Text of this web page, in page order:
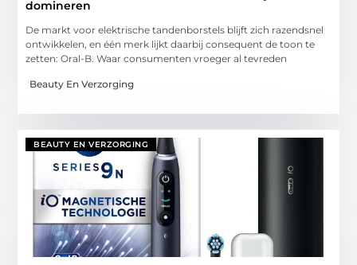
domineren
De markt voor elektrische tandenborstels blijft zich razendsnel
ontwikkelen, en één merk lijkt daarbij consequent de toon te
zetten: Oral-B. Waar consumenten vroeger al tevreden
Beauty En Verzorging
BEAUTY EN VERZORGING